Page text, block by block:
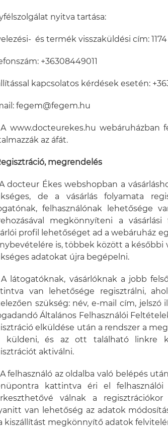
nyitva tartása:
és termék visszaküldési cím:
+36308449011
kapcsolatos kérdések esetén:
fegem@fegem.hu
A www.docteurekes.hu
az áfát.
megrendelés
A docteur Ékes webshopban a
de a vásárlás folyamata
felhasználónak lehetősége
megkönnyíteni a
profil lehetőséget ad a webáruház
is, többek között a későbbi
adatokat újra begépelni.
A látogatóknak, vásárlóknak a jobb
van lehetősége regisztrálni,
szükség: név, e-mail cím,
Általános Felhasználói
elküldése után a rendszer a
küldeni, és az ott található linkre
aktiválni.
A felhasználó az oldalba való belépés
kattintva éri el felhasználói
válnak a
van lehetőség az adatok
kiszállítást megkönnyítő adatok